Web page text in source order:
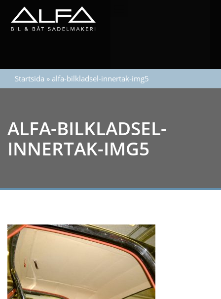
Startsida » alfa-bilkladsel-innertak-img5
ALFA-BILKLADSEL-
INNERTAK-IMG5